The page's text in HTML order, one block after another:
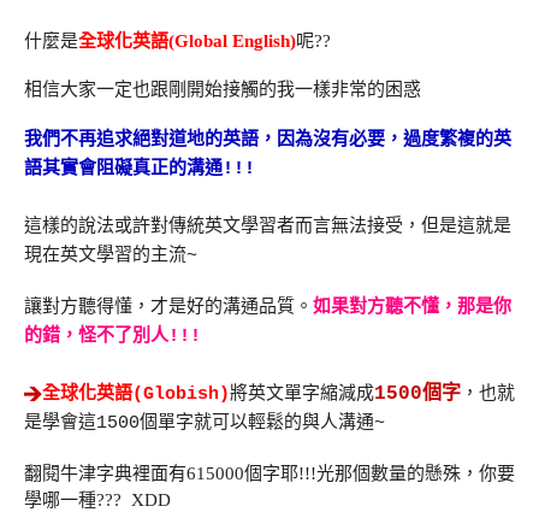
什麼是全球化英語(Global English)呢??
相信大家一定也跟剛開始接觸的我一樣非常的困惑
我們不再追求絕對道地的英語，因為沒有必要，過度繁複的英
語其實會阻礙真正的溝通!!!
這樣的說法或許對傳統英文學習者而言無法接受，但是這就是
現在英文學習的主流~
讓對方聽得懂，才是好的溝通品質。 如果對方聽不懂，那是你
的錯，怪不了別人!!!
全球化英語(Globish)將英文單字縮減成1500個字 ，也就
是學會這1500個單字就可以輕鬆的與人溝通~
翻閱牛津字典裡面有615000個字耶!!!光那個數量的懸殊，你要
學哪一種??? XDD